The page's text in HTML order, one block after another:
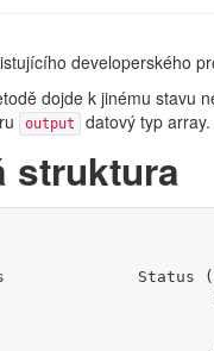
developerského
dojde k jinému stavu
output datový typ array.
struktura